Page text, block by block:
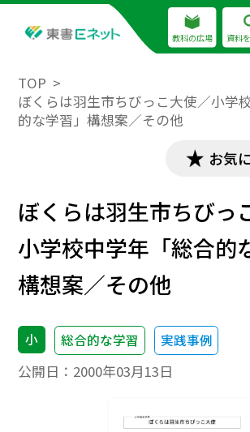
教科の広場 資料
TOP
ぼくらは羽生市ちびっこ大使／小学
的な学習」構想案／その他
お気
ぼくらは羽生市ちびっ
小学校中学年「総合的
構想案／その他
小 総合的な学習 実践事例
公開日： 2000年03月13日